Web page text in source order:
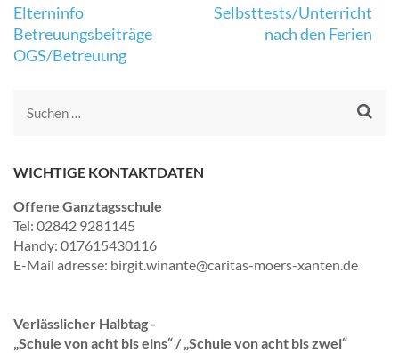
Elterninfo
Betreuungsbeiträge
OGS/Betreuung
Selbsttests/Unterricht
nach den Ferien
WICHTIGE KONTAKTDATEN
Offene Ganztagsschule
Tel: 02842 9281145
Handy: 017615430116
E-Mail adresse: birgit.winante@caritas-moers-xanten.de
Verlässlicher Halbtag -
„Schule von acht bis eins“ / „Schule von acht bis zwei“